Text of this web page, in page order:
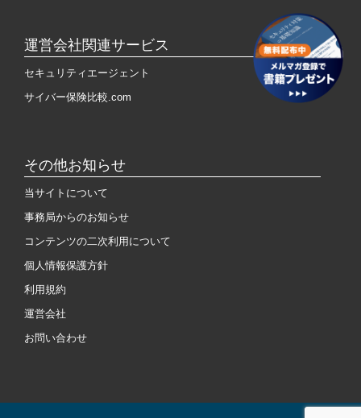
運営会社関連サービス
セキュリティエージェント
サイバー保険比較.com
その他お知らせ
当サイトについて
事務局からのお知らせ
コンテンツの二次利用について
個人情報保護方針
利用規約
運営会社
お問い合わせ